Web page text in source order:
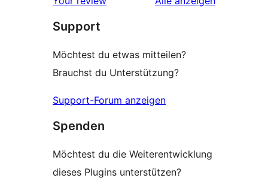
Support
Möchtest du etwas mitteilen?
Brauchst du Unterstützung?
Support-Forum anzeigen
Spenden
Möchtest du die Weiterentwicklung
dieses Plugins unterstützen?